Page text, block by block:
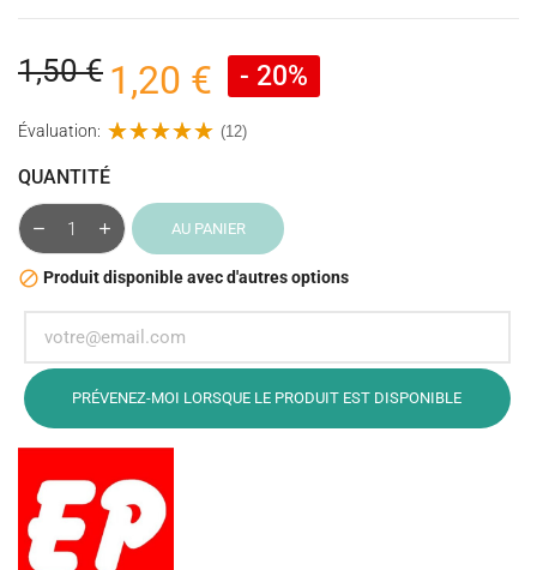
1,50 € 1,20 € - 20%
Évaluation: (12)
QUANTITÉ
AU PANIER
 Produit disponible avec d'autres options
PRÉVENEZ-MOI LORSQUE LE PRODUIT EST DISPONIBLE